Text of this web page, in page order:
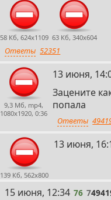
58 Кб, 624x1109 63 Кб, 340x604
Ответы 52351
9,3 Мб, mp4,
1080x1920, 0:36
74
13 июня,
Зацените
попала
Ответы
139 Кб, 562x800
75
13 июня,
76
15 июня, 12:34 76 7